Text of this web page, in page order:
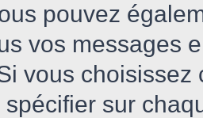
pouvez
vos messages
vous
sur